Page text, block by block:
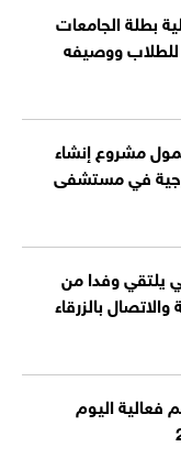
بطلة الجامعات
للطلاب ووصيفه
مشروع إنشاء
في مستشفى
يلتقي وفدا من
والاتصال بالزرقاء
فعالية اليوم